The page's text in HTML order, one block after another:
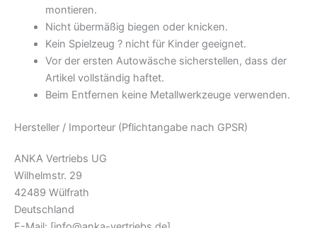
montieren.
Nicht übermäßig biegen oder knicken.
Kein Spielzeug ? nicht für Kinder geeignet.
Vor der ersten Autowäsche sicherstellen, dass der
Artikel vollständig haftet.
Beim Entfernen keine Metallwerkzeuge verwenden.
Hersteller / Importeur (Pflichtangabe nach GPSR)
ANKA Vertriebs UG
Wilhelmstr. 29
42489 Wülfrath
Deutschland